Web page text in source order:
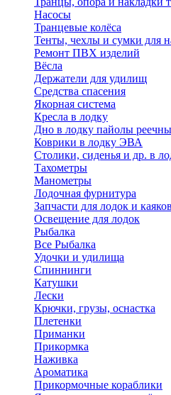
Насосы
Транцевые колёса
Тенты, чехлы и сумки для
Ремонт ПВХ изделий
Вёсла
Держатели для удилищ
Средства спасения
Якорная система
Кресла в лодку
Дно в лодку пайолы
Коврики в лодку ЭВА
Столики, сиденья и др. в
Тахометры
Манометры
Лодочная фурнитура
Запчасти для лодок и
Освещение для лодок
Рыбалка
Все Рыбалка
Удочки и удилища
Спиннинги
Катушки
Лески
Крючки, грузы, оснастка
Плетенки
Приманки
Прикормка
Наживка
Ароматика
Прикормочные кораблики